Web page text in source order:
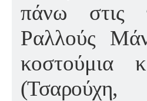
πάνω στις
Ραλλούς
κοστούμια
(Τσαρούχη,